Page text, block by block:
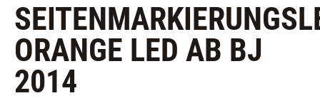
ORANGE LED AB BJ
2014